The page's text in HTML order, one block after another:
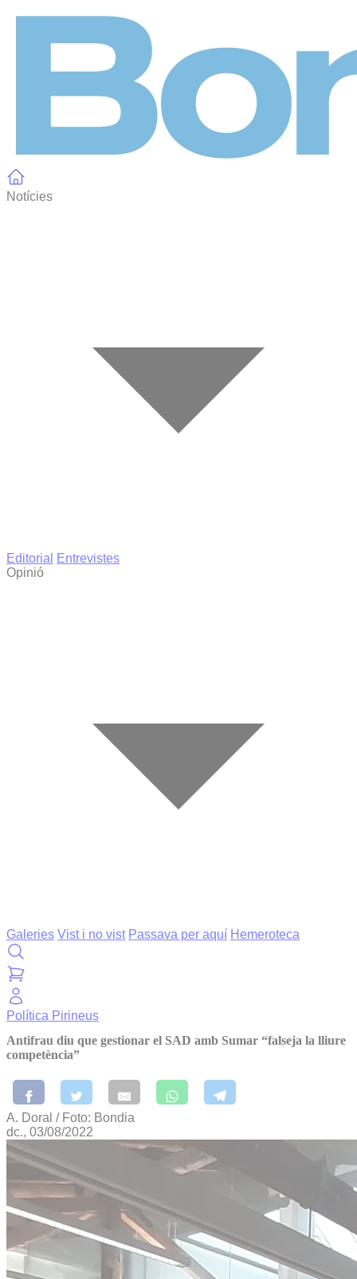
Notícies
Editorial
Entrevistes
Opinió
Galeries Vist i no vist Passava per aquí Hemeroteca
Política Pirineus
Antifrau diu que gestionar el SAD amb Sumar “falseja la lliure
competència”
A. Doral / Foto: Bondia
dc., 03/08/2022